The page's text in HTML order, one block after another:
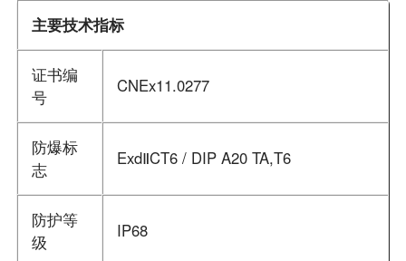
主要技术指标
证书编
号
CNEx11.0277
防爆标
志
ExdⅡCT6 / DIP A20 TA,T6
防护等
级
IP68